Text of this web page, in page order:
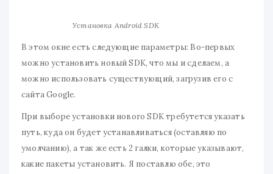
Установка Android SDK
В этом окне есть следующие параметры: Во-первых
можно установить новый SDK, что мы и сделаем, а
можно использовать существующий, загрузив его с
сайта Google.
При выборе установки нового SDK требутется указать
путь, куда он будет устанавливаться (оставляю по
умолчанию), а так же есть 2 галки, которые указывают,
какие пакеты установить. Я поставлю обе, это